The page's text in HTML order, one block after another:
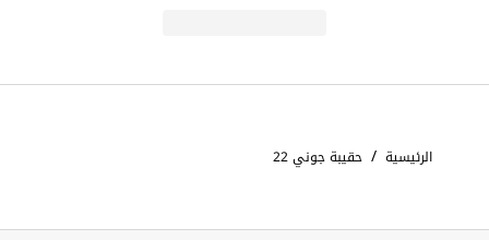
الرئيسية / حقيبة جوني 22